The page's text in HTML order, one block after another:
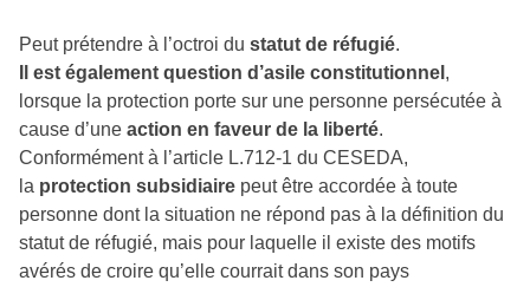
Peut prétendre à l’octroi du statut de réfugié.
Il est également question d’asile constitutionnel ,
lorsque la protection porte sur une personne persécutée à
cause d’une action en faveur de la liberté.
Conformément à l’article L.712-1 du CESEDA,
la protection subsidiaire peut être accordée à toute
personne dont la situation ne répond pas à la définition du
statut de réfugié, mais pour laquelle il existe des motifs
avérés de croire qu’elle courrait dans son pays